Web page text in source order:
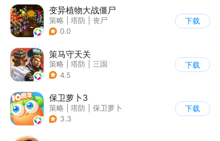
变异植物大战僵尸
策略 塔防
丧尸
| 卡通
0.0
下载
策马守天关
策略 塔防
三国
| 写实
4.5
下载
保卫萝卜3
策略 塔防
保卫萝卜
| 卡通
3.3
下载